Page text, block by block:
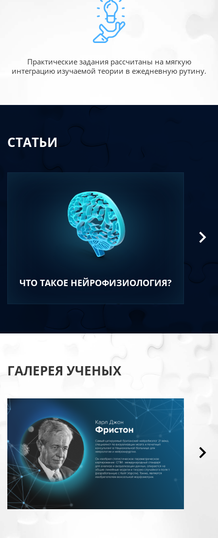
Практические задания рассчитаны на мягкую
интеграцию изучаемой теории в ежедневную рутину.
СТАТЬИ
ЧТО ТАКОЕ НЕЙРОФИЗИОЛОГИЯ?
ГАЛЕРЕЯ УЧЕНЫХ